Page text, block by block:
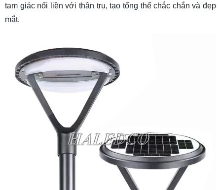
tam giác nối liền với thân trụ, tạo tổng thể chắc chắn và đẹp
mắt.